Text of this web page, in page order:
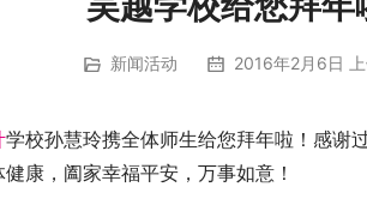
新闻活动 2016年2月6日
学校孙慧玲携全体师生给您拜年啦！感谢
康，阖家幸福平安，万事如意！